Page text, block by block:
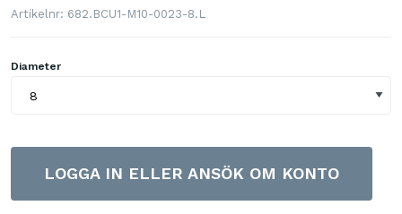
Artikelnr: 682.BCU1-M10-0023-8.L
Diameter
LOGGA IN ELLER ANSÖK OM KONTO